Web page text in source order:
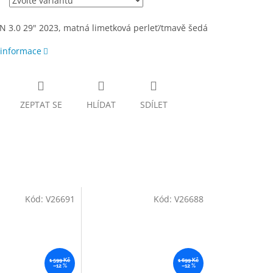
3.0 29" 2023, matná limetková perleť/tmavě šedá
ZEPTAT SE HLÍDAT SDÍLET
1 599 Kč
–12 %
Kód:V26691
1 699 Kč
–12 %
Kód: V26688